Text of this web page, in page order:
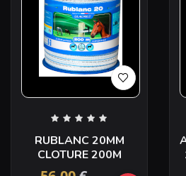
RUBLANC 20MM
CLOTURE 200M